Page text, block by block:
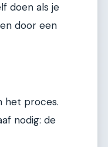
doen als je
door een
het proces.
nodig: de